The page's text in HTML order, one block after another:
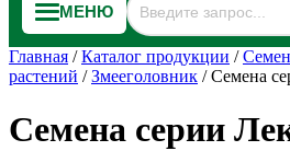
МЕНЮ
Главная /Каталог продукции /
растений /Змееголовник /Семена
Семена серии